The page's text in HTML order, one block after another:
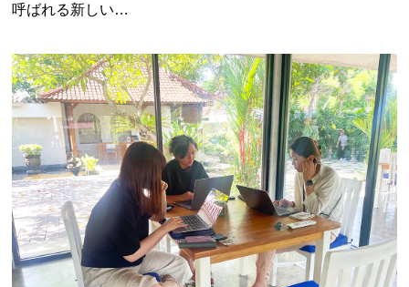
呼ばれる新しい…